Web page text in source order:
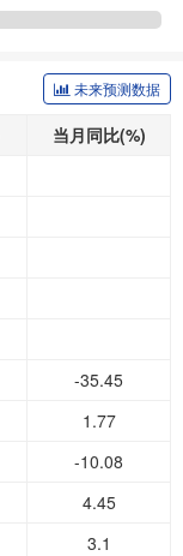
未来预测数据
当月同比(%)
-35.45
1.77
-10.08
4.45
3.1